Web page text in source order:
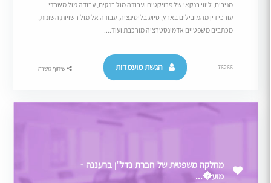
מניבים, ליווי בנקאי של פרויקטים ועבודה מול בנקים, עבודה מול משרדי
עורכי דין מהמובילים בארץ, סיוע בליטיגציה, עבודה אל מול רשויות השונות,
מכתבים משפטיים אדמינסטרציה מורכבת ועוד....
76266 הגשת מועמדות שיתוף משרה
מחלקה משפטית של חברת נדל"ן ברעננה -
מוע�...